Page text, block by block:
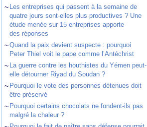
~ Les entreprises qui passent à la semaine de
quatre jours sont-elles plus productives ? Une
étude menée sur 15 entreprises apporte
des réponses
~Quand la paix devient suspecte : pourquoi
Peter Thiel voit le pape comme l’Antéchrist
~ La guerre contre les houthistes du Yémen peut-
elle détourner Riyad du Soudan ?
~ Pourquoi le vote des personnes détenues doit
être préservé
~ Pourquoi certains chocolats ne fondent-ils pas
malgré la chaleur ?